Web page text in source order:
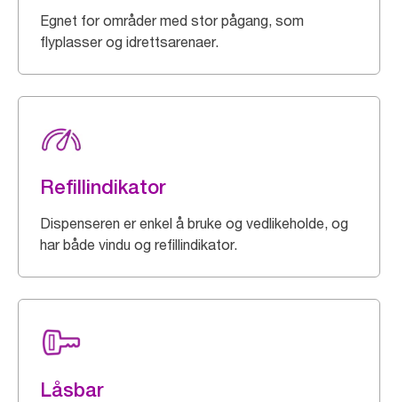
Egnet for områder med stor pågang, som
flyplasser og idrettsarenaer.
Refillindikator
Dispenseren er enkel å bruke og vedlikeholde, og
har både vindu og refillindikator.
Låsbar